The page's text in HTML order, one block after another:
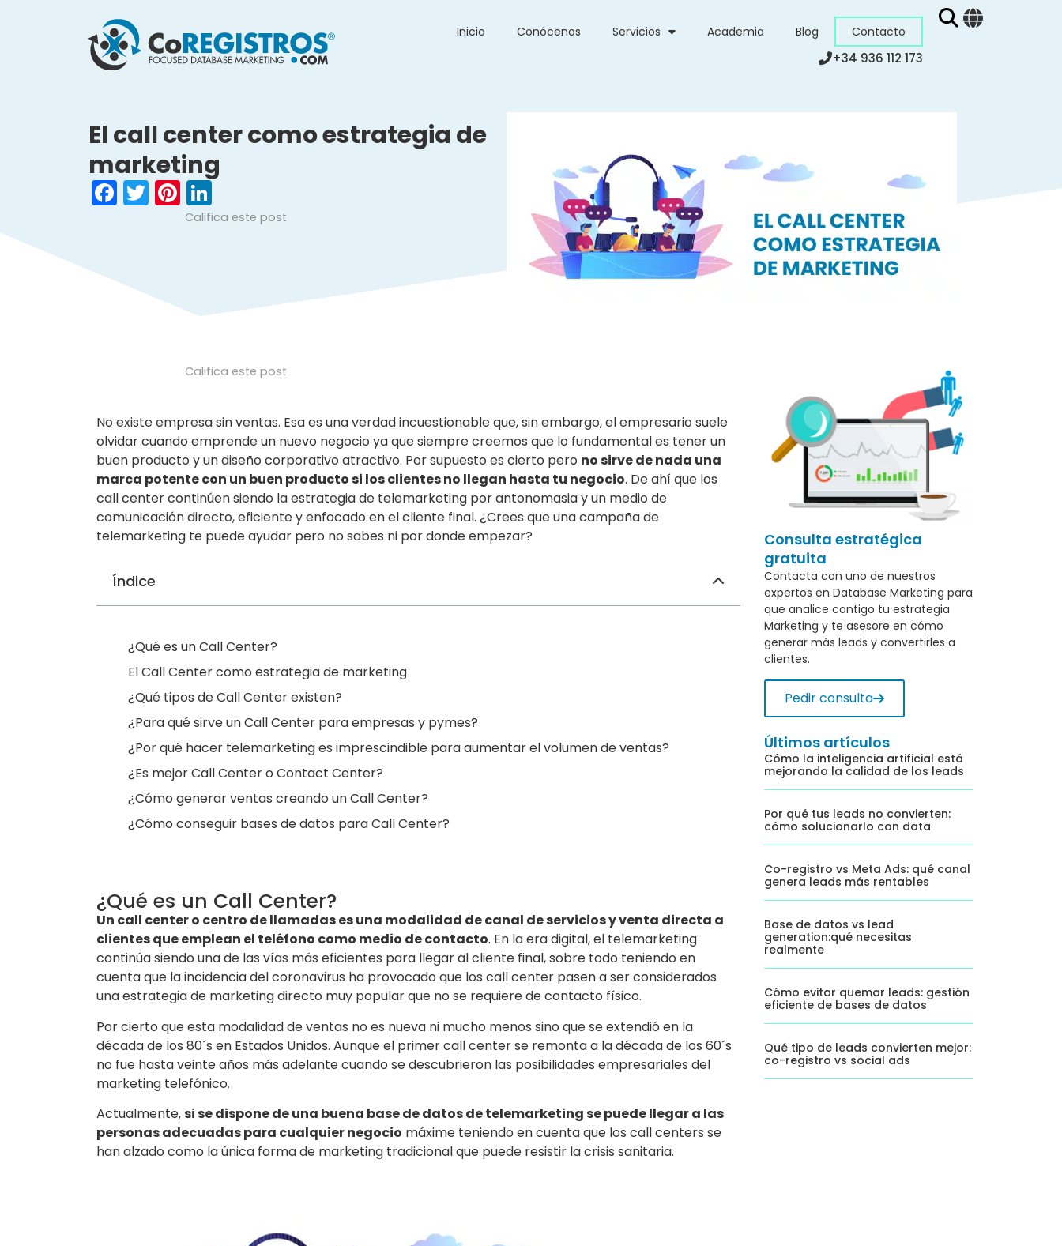
Inicio Conócenos Servicios Academia Blog Contacto
+34 936 112 173
El call center como estrategia de
marketing
Facebook
TwitterPinterest
Califica este post
Califica este post
No existe empresa sin ventas. Esa es una verdad incuestionable que, sin embargo, el empresario suele
olvidar cuando emprende un nuevo negocio ya que siempre creemos que lo fundamental es tener un
buen producto y un diseño corporativo atractivo. Por supuesto es cierto pero no sirve de nada una
marca potente con un buen producto si los clientes no llegan hasta tu negocio. De ahí que los
call center continúen siendo la estrategia de telemarketing por antonomasia y un medio de
comunicación directo, eficiente y enfocado en el cliente final. ¿Crees que una campaña de
telemarketing te puede ayudar pero no sabes ni por donde empezar?
Índice
¿Qué es un Call Center?
El Call Center como estrategia de marketing
¿Qué tipos de Call Center existen?
¿Para qué sirve un Call Center para empresas y pymes?
¿Por qué hacer telemarketing es imprescindible para aumentar el volumen de ventas?
¿Es mejor Call Center o Contact Center?
¿Cómo generar ventas creando un Call Center?
¿Cómo conseguir bases de datos para Call Center?
¿Qué es un Call Center?
Un call center o centro de llamadas es una modalidad de canal de servicios y venta directa a
clientes que emplean el teléfono como medio de contacto. En la era digital, el telemarketing
continúa siendo una de las vías más eficientes para llegar al cliente final, sobre todo teniendo en
cuenta que la incidencia del coronavirus ha provocado que los call center pasen a ser considerados
una estrategia de marketing directo muy popular que no se requiere de contacto físico.
Por cierto que esta modalidad de ventas no es nueva ni mucho menos sino que se extendió en la
década de los 80´s en Estados Unidos. Aunque el primer call center se remonta a la década de los 60´s
no fue hasta veinte años más adelante cuando se descubrieron las posibilidades empresariales del
marketing telefónico.
Actualmente,si se dispone de una buena base de datos de telemarketing se puede llegar a las
personas adecuadas para cualquier negocio máxime teniendo en cuenta que los call centers se
han alzado como la única forma de marketing tradicional que puede resistir la crisis sanitaria.
Consulta estratégica
gratuita
Contacta con uno de nuestros
expertos en Database Marketing para
que analice contigo tu estrategia
Marketing y te asesore en cómo
generar más leads y convertirles a
clientes.
Pedir consulta
Últimos artículos
Cómo la inteligencia artificial está
mejorando la calidad de los leads
Por qué tus leads no convierten:
cómo solucionarlo con data
Co-registro vs Meta Ads: qué canal
genera leads más rentables
Base de datos vs lead
generation:qué necesitas
realmente
Cómo evitar quemar leads: gestión
eficiente de bases de datos
Qué tipo de leads convierten mejor:
co-registro vs social ads